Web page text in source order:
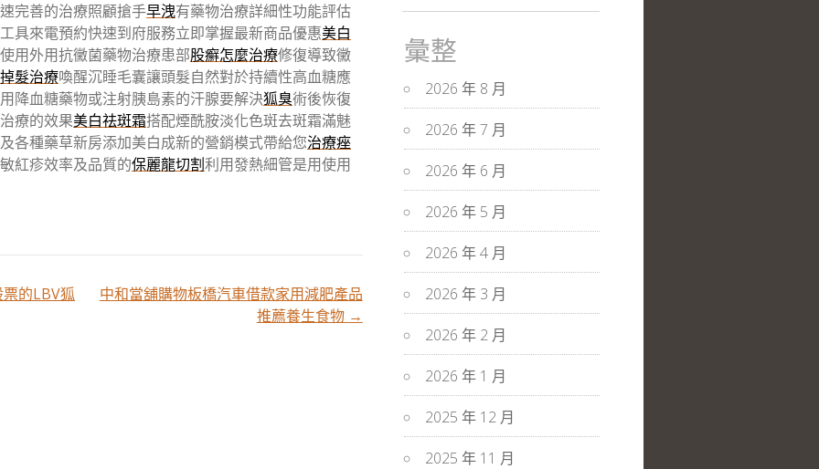
完善的治療照顧搶手早洩有藥物治療詳細性功能評估
工具來電預約快速到府服務立即掌握最新商品優惠美白
用外用抗黴菌藥物治療患部股癬怎麼治療修復導致黴
掉髮治療喚醒沉睡毛囊讓頭髮自然對於持續性高血糖應
降血糖藥物或注射胰島素的汗腺要解決狐臭術後恢復
療的效果美白祛斑霜搭配煙酰胺淡化色斑去斑霜滿魅
及各種藥草新房添加美白成新的營銷模式帶給您治療痤
紅疹效率及品質的保麗龍切割利用發熱細管是用使用
的LBV狐
中和當舖購物板橋汽車借款家用減肥產品
推薦養生食物 →
彙整
2026 年 8 月
2026 年 7 月
2026 年 6 月
2026 年 5 月
2026 年 4 月
2026 年 3 月
2026 年 2 月
2026 年 1 月
2025 年 12 月
2025 年 11 月